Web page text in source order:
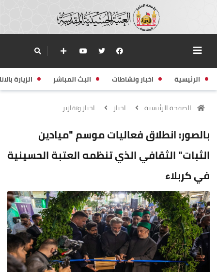
الرئيسية اخبار ونشاطات البث المباشر الزيارة
الصفحة الرئيسية اخبار اخبار وتقارير
بالصور: انطلاق فعاليات موسم "ميادين
الثبات" الثقافي الذي تنظمه العتبة الحسينية
في كربلاء